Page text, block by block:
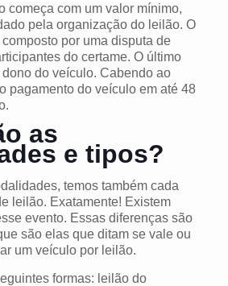
começa com um valor mínimo,
pela organização do leilão. O
composto por uma disputa de
do certame. O último
dono do veículo. Cabendo ao
pagamento do veículo em até 48
as
e tipos?
temos também cada
leilão. Exatamente! Existem
evento. Essas diferenças são
são elas que ditam se vale ou
um veículo por leilão.
formas: leilão do